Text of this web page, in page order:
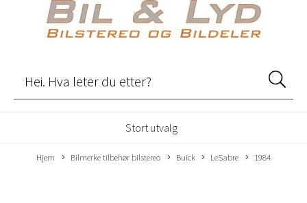
Stort utvalg
Hjem Bilmerke tilbehør bilstereo Buick LeSabre 1984